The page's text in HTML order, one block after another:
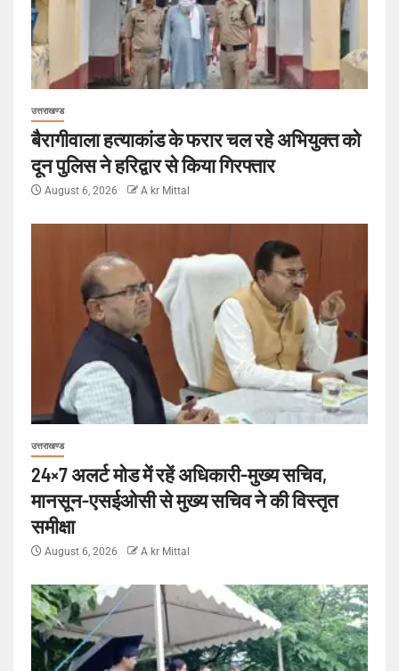
उत्तराखण्ड
बैरागीवाला हत्याकांड के फरार चल रहे अभियुक्त को
दून पुलिस ने हरिद्वार से किया गिरफ्तार
August 6, 2026 A kr Mittal
उत्तराखण्ड
24×7 अलर्ट मोड में रहें अधिकारी-मुख्य सचिव,
मानसून-एसईओसी से मुख्य सचिव ने की विस्तृत
समीक्षा
August 6, 2026 A kr Mittal